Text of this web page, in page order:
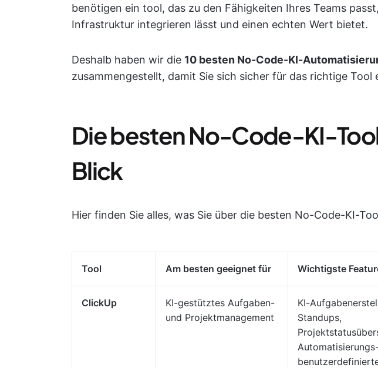
benötigen ein tool, das zu den Fähigkeiten Ihres Teams
Infrastruktur integrieren lässt und einen echten Wert bietet.
Deshalb haben wir die 10 besten No-Code-KI-
zusammengestellt, damit Sie sich sicher für das richtige Tool
Die besten No-Code-KI-
Blick
Hier finden Sie alles, was Sie über die besten No-Code-KI-
Tool Am besten geeignet für Wichtigste
ClickUp
KI-gestütztes Aufgaben-
und Projektmanagement
KI-
Standups,